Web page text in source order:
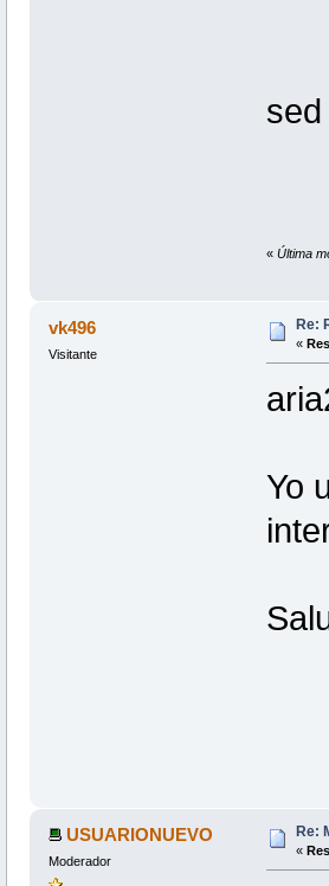
« Última
vk496
Visitante
Re:
«
Yo
USUARIONUEVO
Moderador
Re:
«